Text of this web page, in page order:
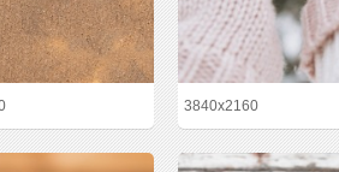
3840x2160